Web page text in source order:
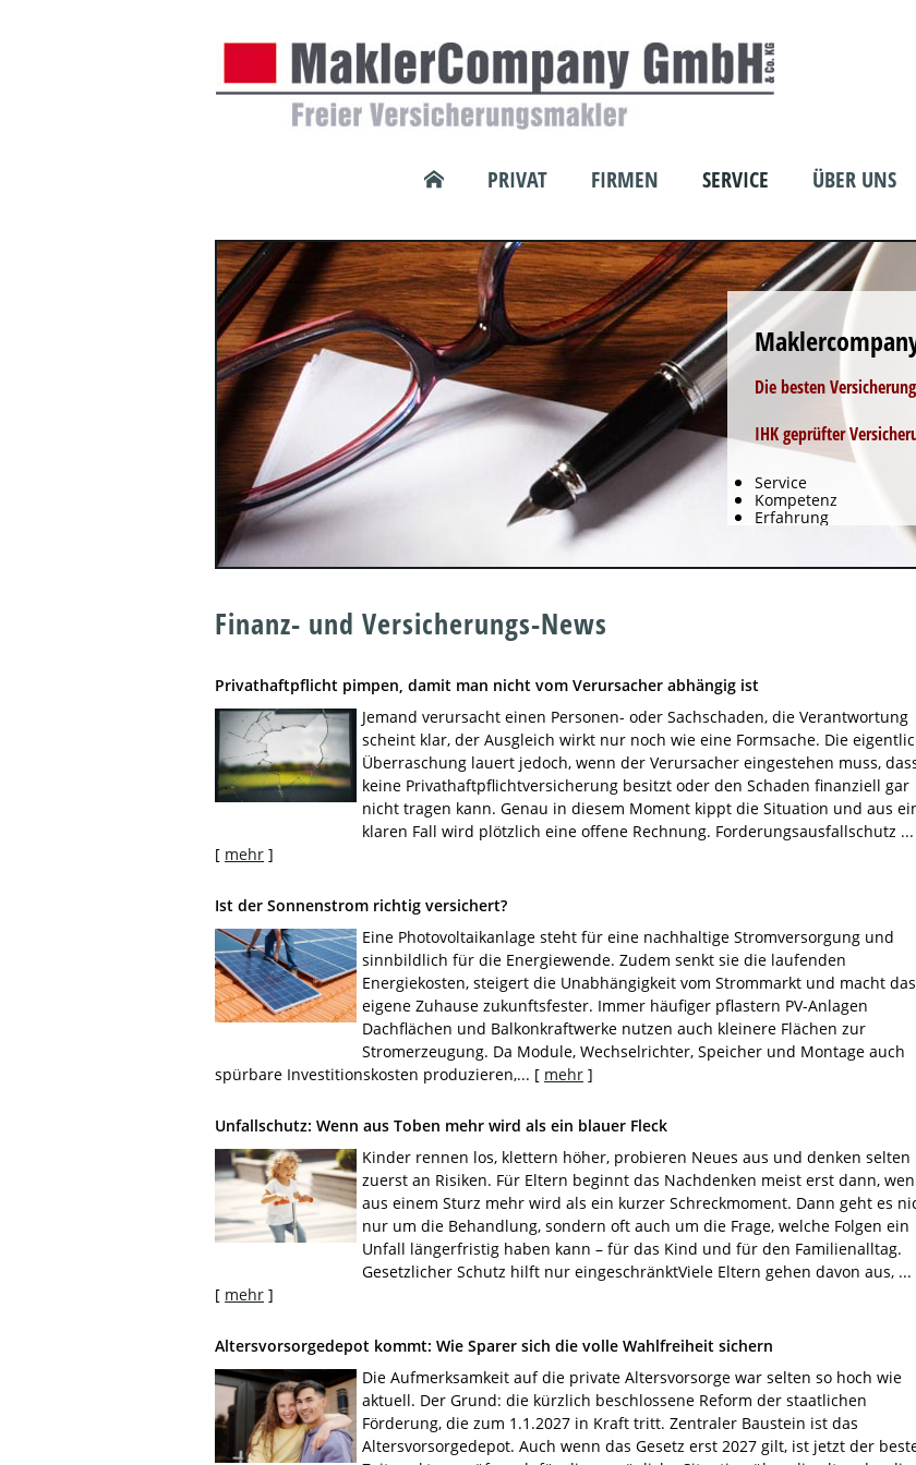
PRIVAT FIRMEN SERVICE ÜBER UNS
Die besten
IHK geprüfter
Service
Kompetenz
Erfahrung
Finanz- und Versicherungs-News
Privathaftpflicht pimpen, damit man nicht vom Verursacher abhängig ist
Jemand verursacht einen Personen- oder Sachschaden, die Verantwortung
scheint klar, der Ausgleich wirkt nur noch wie eine Formsache. Die
Überraschung lauert jedoch, wenn der Verursacher eingestehen muss,
keine Privathaftpflichtversicherung besitzt oder den Schaden finanziell gar
nicht tragen kann. Genau in diesem Moment kippt die Situation und aus
klaren Fall wird plötzlich eine offene Rechnung. Forderungsausfallschutz ...
[ mehr ]
Ist der Sonnenstrom richtig versichert?
Eine Photovoltaikanlage steht für eine nachhaltige Stromversorgung und
sinnbildlich für die Energiewende. Zudem senkt sie die laufenden
Energiekosten, steigert die Unabhängigkeit vom Strommarkt und macht das
eigene Zuhause zukunftsfester. Immer häufiger pflastern PV-Anlagen
Dachflächen und Balkonkraftwerke nutzen auch kleinere Flächen zur
Stromerzeugung. Da Module, Wechselrichter, Speicher und Montage auch
spürbare Investitionskosten produzieren,... [ mehr ]
Unfallschutz: Wenn aus Toben mehr wird als ein blauer Fleck
Kinder rennen los, klettern höher, probieren Neues aus und denken selten
zuerst an Risiken. Für Eltern beginnt das Nachdenken meist erst dann,
aus einem Sturz mehr wird als ein kurzer Schreckmoment. Dann geht es
nur um die Behandlung, sondern oft auch um die Frage, welche Folgen ein
Unfall längerfristig haben kann – für das Kind und für den Familienalltag.
Gesetzlicher Schutz hilft nur eingeschränktViele Eltern gehen davon aus, ...
[ mehr ]
Altersvorsorge­depot kommt: Wie Sparer sich die volle Wahlfreiheit sichern
Die Aufmerksamkeit auf die private Altersvorsorge war selten so hoch wie
aktuell. Der Grund: die kürzlich beschlossene Reform der staatlichen
Förderung, die zum 1.1.2027 in Kraft tritt. Zentraler Baustein ist das
Altersvorsorgedepot. Auch wenn das Gesetz erst 2027 gilt, ist jetzt der